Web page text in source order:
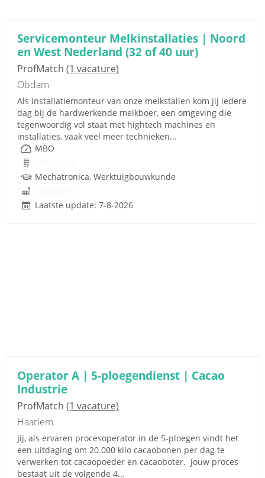
Servicemonteur Melkinstallaties | Noord
en West Nederland (32 of 40 uur)
ProfMatch (1 vacature)
Obdam
Als installatiemonteur van onze melkstallen kom jij iedere
dag bij de hardwerkende melkboer, een omgeving die
tegenwoordig vol staat met hightech machines en
installaties, vaak veel meer technieken...
MBO
Mechatronica, Werktuigbouwkunde
Laatste update: 7-8-2026
Operator A | 5-ploegendienst | Cacao
Industrie
ProfMatch (1 vacature)
Haarlem
Jij, als ervaren procesoperator in de 5-ploegen vindt het
een uitdaging om 20.000 kilo cacaobonen per dag te
verwerken tot cacaopoeder en cacaoboter. Jouw proces
bestaat uit de volgende 4...